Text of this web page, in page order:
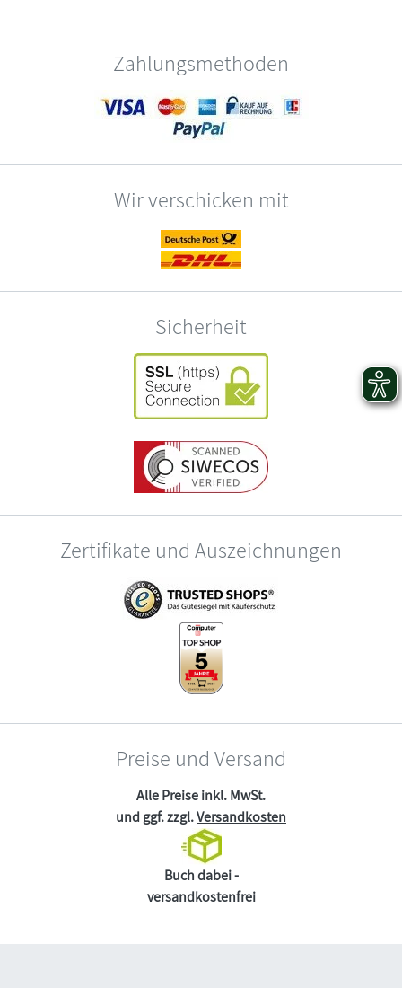
Zahlungsmethoden
Wir verschicken mit
Sicherheit
Zertifikate und Auszeichnungen
Preise und Versand
Alle Preise inkl. MwSt.
und ggf. zzgl.Versandkosten
Buch dabei -
versandkostenfrei